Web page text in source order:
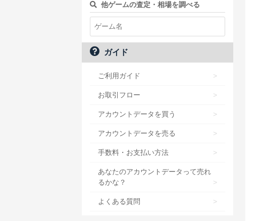
他ゲームの査定・相場を調べる
ガイド
ご利用ガイド
お取引フロー
アカウントデータを買う
アカウントデータを売る
手数料・お支払い方法
あなたのアカウントデータって売れ
るかな？
よくある質問